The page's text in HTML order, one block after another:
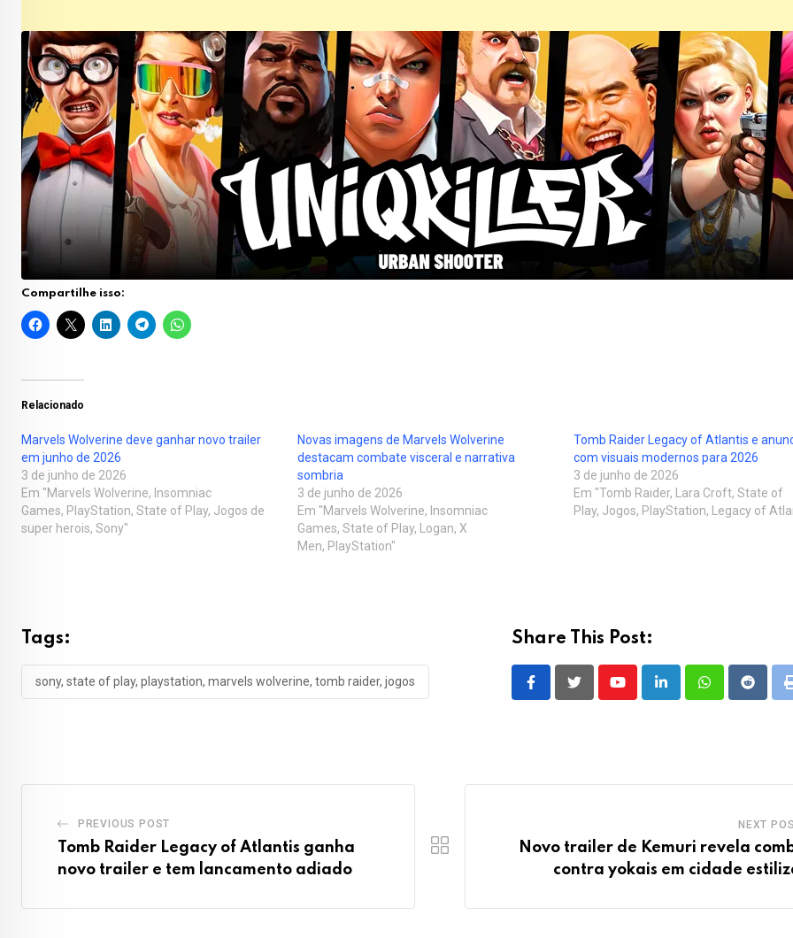
Compartilhe isso:
Relacionado
Marvels Wolverine deve ganhar novo trailer
em junho de 2026
3 de junho de 2026
Em "Marvels Wolverine, Insomniac
Games, PlayStation, State of Play, Jogos de
super herois, Sony"
Novas imagens de Marvels Wolverine
destacam combate visceral e narrativa
sombria
3 de junho de 2026
Em "Marvels Wolverine, Insomniac
Games, State of Play, Logan, X
Men, PlayStation"
Tomb Raider Legacy of Atlantis e
com visuais modernos para 2026
3 de junho de 2026
Em "Tomb Raider, Lara Croft, State of
Play, Jogos, PlayStation, Legacy of
Tags:
sony, state of play, playstation, marvels wolverine, tomb raider, jogos
Share This Post:
YoutubeLinkedInWhatsappReddit
PREVIOUS POST
Tomb Raider Legacy of Atlantis ganha
novo trailer e tem lancamento adiado
NEXT
Novo trailer de Kemuri revela
contra yokais em cidade